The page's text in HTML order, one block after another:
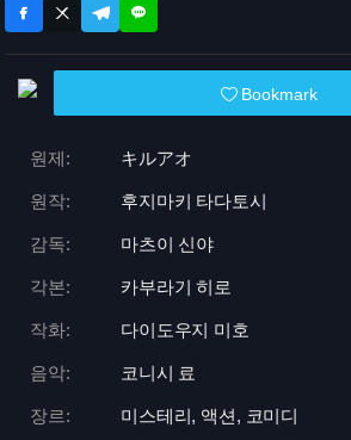
Bookmark
원제: キルアオ
원작: 후지마키 타다토시
감독: 마츠이 신야
각본: 카부라기 히로
작화: 다이도우지 미호
음악: 코니시 료
장르: 미스테리, 액션, 코미디